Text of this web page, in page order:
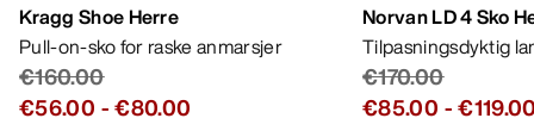
Kragg Shoe Herre
Pull-on-sko for raske anmarsjer
€160.00
€56.00 -€80.00
Norvan LD 4 Sko
Tilpasningsdyktig
€170.00
€85.00 -